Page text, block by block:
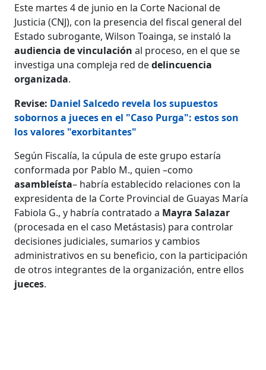
Este martes 4 de junio en la Corte Nacional de
Justicia (CNJ), con la presencia del fiscal general del
Estado subrogante, Wilson Toainga, se instaló la
audiencia de vinculaciónal proceso, ​​​​​​en el que se
investiga una compleja red dedelincuencia
organizada.
Revise: Daniel Salcedo revela los supuestos
sobornos a jueces en el "Caso Purga": estos son
los valores "exorbitantes"
Según Fiscalía, la cúpula de este grupo estaría
conformada por Pablo M., quien –como
asambleísta– habría establecido relaciones con la
expresidenta de la Corte Provincial de Guayas María
Fabiola G., y habría contratado a Mayra Salazar
(procesada en el caso Metástasis) para controlar
decisiones judiciales, sumarios y cambios
administrativos en su beneficio, con la participación
de otros integrantes de la organización, entre ellos
jueces.